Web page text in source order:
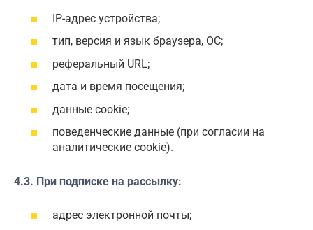
IP-адрес устройства;
тип, версия и язык браузера, ОС;
реферальный URL;
дата и время посещения;
данные cookie;
поведенческие данные (при согласии на
аналитические cookie).
4.3. При подписке на рассылку:
адрес электронной почты;